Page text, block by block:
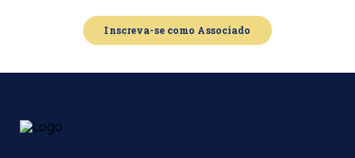
Inscreva-se como Associado